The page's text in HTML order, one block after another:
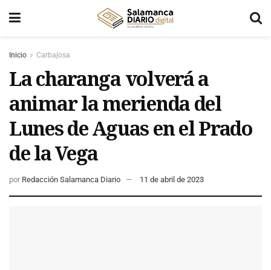
Inicio Carbajosa
La charanga volverá a
animar la merienda del
Lunes de Aguas en el Prado
de la Vega
por Redacción Salamanca Diario 11 de abril de 2023